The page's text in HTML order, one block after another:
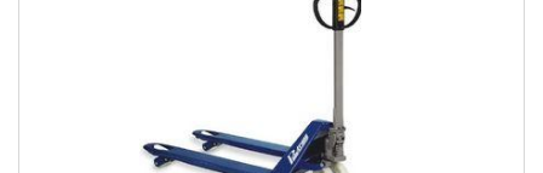
formato de placas controladoras